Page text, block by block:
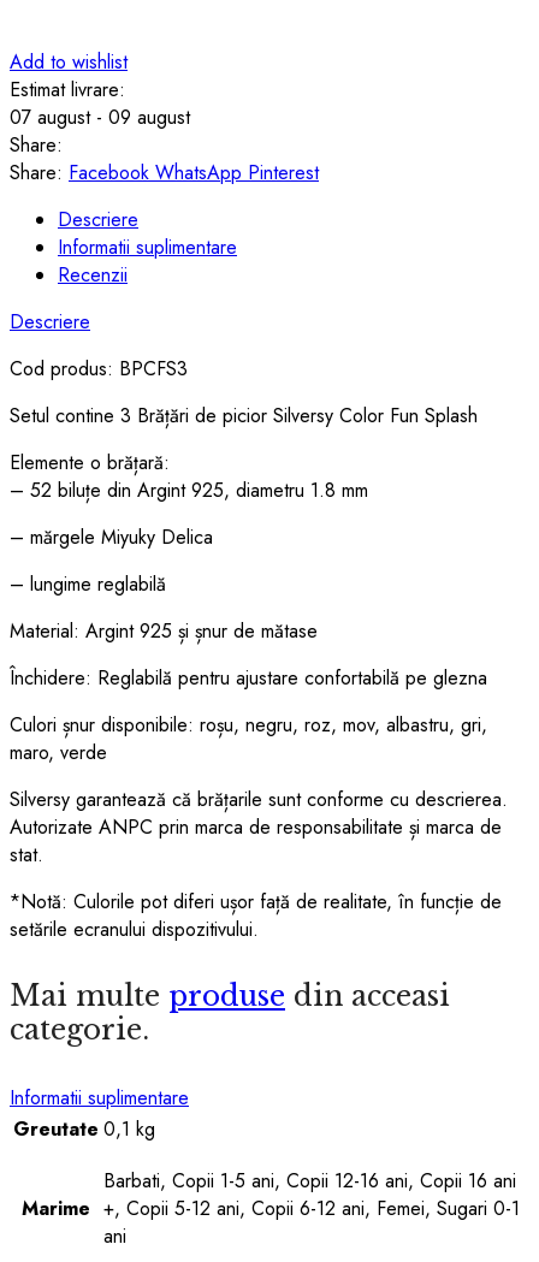
Add to wishlist
Estimat livrare:
07 august - 09 august
Share:
Share: Facebook WhatsApp Pinterest
Descriere
Informatii suplimentare
Recenzii
Descriere
Cod produs: BPCFS3
Setul contine 3 Brățări de picior Silversy Color Fun Splash
Elemente o brățară:
– 52 biluțe din Argint 925, diametru 1.8 mm
– mărgele Miyuky Delica
– lungime reglabilă
Material: Argint 925 și șnur de mătase
Închidere: Reglabilă pentru ajustare confortabilă pe glezna
Culori șnur disponibile: roșu, negru, roz, mov, albastru, gri,
maro, verde
Silversy garantează că brățarile sunt conforme cu descrierea.
Autorizate ANPC prin marca de responsabilitate și marca de
stat.
*Notă: Culorile pot diferi ușor față de realitate, în funcție de
setările ecranului dispozitivului.
Mai multe produse din acceasi
categorie.
Informatii suplimentare
Greutate 0,1 kg
Marime
Barbati, Copii 1-5 ani, Copii 12-16 ani, Copii 16 ani
+, Copii 5-12 ani, Copii 6-12 ani, Femei, Sugari 0-1
ani